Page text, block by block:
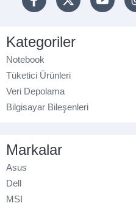
Kategoriler
Notebook
Tüketici Ürünleri
Veri Depolama
Bilgisayar Bileşenleri
Markalar
Asus
Dell
MSI